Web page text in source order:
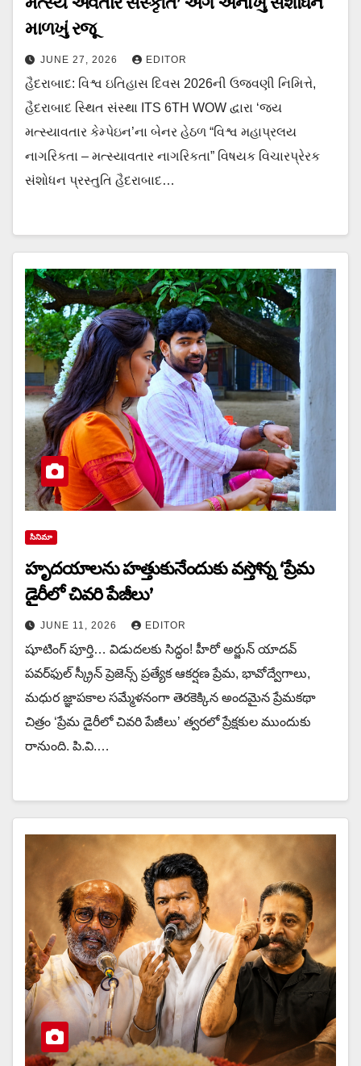
માળખું રજૂ
JUNE 27, 2026 EDITOR
હૈદરાબાદ: વિશ્વ ઇતિહાસ દિવસ 2026ની ઉજવણી નિમિત્તે,
હૈદરાબાદ સ્થિત સંસ્થા ITS 6TH WOW દ્વારા ‘જય
મત્સ્યાવતાર કેમ્પેઇન’ના બેનર હેઠળ “વિશ્વ મહાપ્રલય
નાગરિકતા – મત્સ્યાવતાર નાગરિકતા” વિષયક વિચારપ્રેરક
સંશોધન પ્રસ્તુતિ હૈદરાબાદ…
సినిమా
హృదయాలను హత్తుకునేందుకు వస్తోన్న ‘ప్రేమ
డైరీలో చివరి పేజీలు’
JUNE 11, 2026 EDITOR
షూటింగ్ పూర్తి… విడుదలకు సిద్ధం! హీరో అర్జున్ యాదవ్
పవర్‌ఫుల్ స్క్రీన్ ప్రెజెన్స్ ప్రత్యేక ఆకర్షణ ప్రేమ, భావోద్వేగాలు,
మధుర జ్ఞాపకాల సమ్మేళనంగా తెరకెక్కిన అందమైన ప్రేమకథా
చిత్రం ‘ప్రేమ డైరీలో చివరి పేజీలు’ త్వరలో ప్రేక్షకుల ముందుకు
రానుంది. పి.వి.…